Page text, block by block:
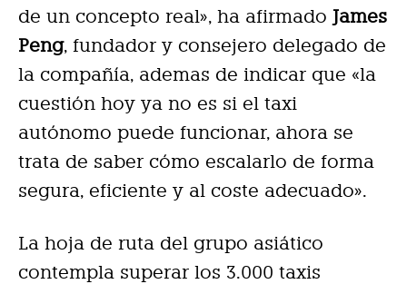
de un concepto real», ha afirmado James
Peng, fundador y consejero delegado de
la compañía, ademas de indicar que «la
cuestión hoy ya no es si el taxi
autónomo puede funcionar, ahora se
trata de saber cómo escalarlo de forma
segura, eficiente y al coste adecuado».
La hoja de ruta del grupo asiático
contempla superar los 3.000 taxis